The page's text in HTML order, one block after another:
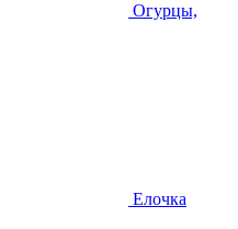
Огурцы,
Елочка